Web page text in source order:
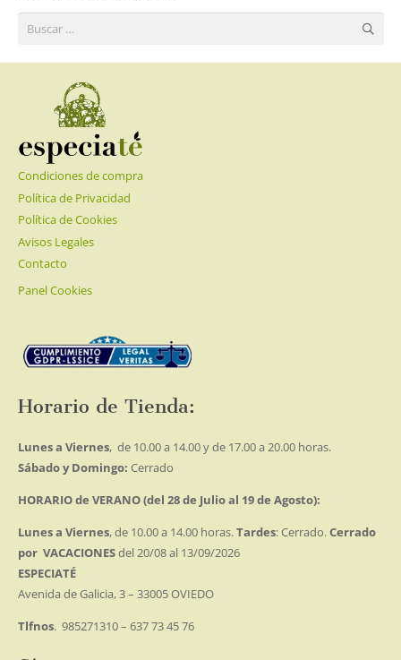
Buscar:
Condiciones de compra
Política de Privacidad
Política de Cookies
Avisos Legales
Contacto
Panel Cookies
Horario de Tienda:
Lunes a Viernes, de 10.00 a 14.00 y de 17.00 a 20.00 horas.
Sábado y Domingo: Cerrado
HORARIO de VERANO (del 28 de Julio al 19 de Agosto):
Lunes a Viernes, de 10.00 a 14.00 horas.Tardes: Cerrado.Cerrado
por VACACIONESdel 20/08 al 13/09/2026
ESPECIATÉ
Avenida de Galicia, 3 – 33005 OVIEDO
Tlfnos. 985271310 – 637 73 45 76